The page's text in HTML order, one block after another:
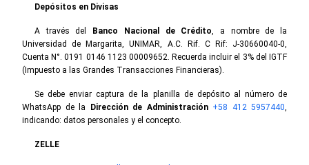
Depósitos en Divisas
A través del Banco Nacional de Crédito, a nombre de la
Universidad de Margarita, UNIMAR, A.C. Rif. C Rif: J-30660040-0,
Cuenta N°. 0191 0146 1123 00009652. Recuerda incluir el 3% del IGTF
(Impuesto a las Grandes Transacciones Financieras).
Se debe enviar captura de la planilla de depósito al número de
WhatsApp de la
Dirección de Administración +58 412 5957440,
indicando: datos personales y el concepto.
ZELLE